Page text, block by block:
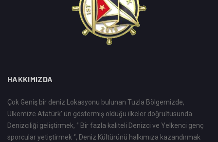
HAKKIMIZDA
Çok Geniş bir deniz Lokasyonu bulunan Tuzla Bölgemizde,
Ülkemize Atatürk’ ün göstermiş olduğu ilkeler doğrultusunda
Denizciliği geliştirmek, ‘’ Bir fazla kaliteli Denizci ve Yelkenci genç
sporcular yetiştirmek ‘’, Deniz Kültürünü halkımıza kazandırmak